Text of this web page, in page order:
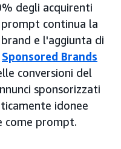
degli acquirenti
prompt continua la
e l'aggiunta di
Sponsored Brands
conversioni del
sponsorizzati
idonee
come prompt.